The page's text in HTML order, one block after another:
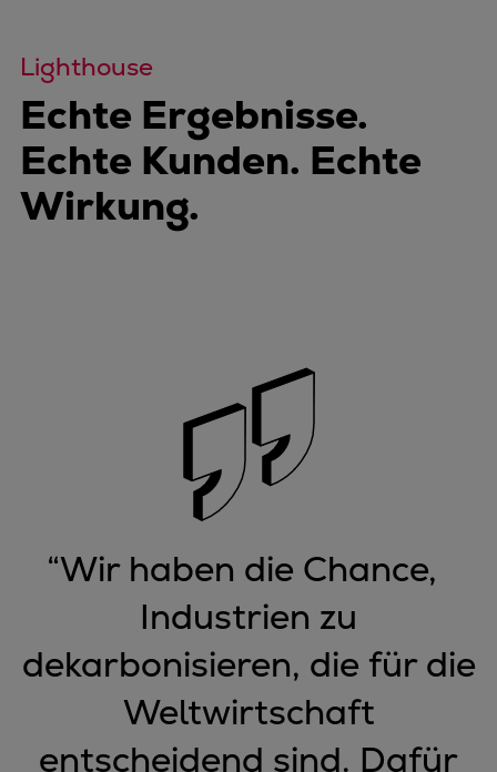
Lighthouse
Echte Ergebnisse.
Echte Kunden. Echte
Wirkung.
“Wir haben die Chance,
Industrien zu
dekarbonisieren, die für die
Weltwirtschaft
entscheidend sind. Dafür